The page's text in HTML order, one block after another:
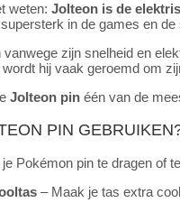
weten: Jolteon is de
in de games en de
zijn snelheid en
hij vaak geroemd om
Jolteon pin één van de
PIN
Pokémon pin te dragen of
– Maak je tas extra